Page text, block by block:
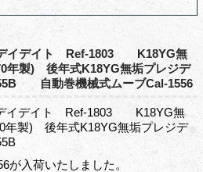
デイト Ref-1803 K18YG無
) 後年式K18YG無垢プレジデ
自動巻機械式ムーブCal-1556
デイト Ref-1803 K18YG無
) 後年式K18YG無垢プレジデ
55B
が入荷いたしました。